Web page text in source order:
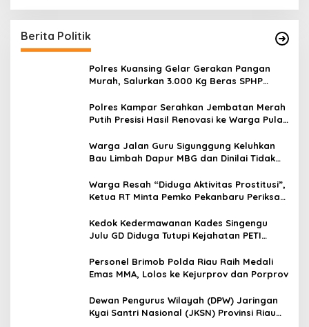
Berita Politik
Polres Kuansing Gelar Gerakan Pangan
Murah, Salurkan 3.000 Kg Beras SPHP
Polres Kampar Serahkan Jembatan Merah
Putih Presisi Hasil Renovasi ke Warga Pulau
Warga Jalan Guru Sigunggung Keluhkan
Bau Limbah Dapur MBG dan Dinilai Tidak
Warga Resah “Diduga Aktivitas Prostitusi”,
Ketua RT Minta Pemko Pekanbaru Periksa
Jalan Tanjung Datuk
Kedok Kedermawanan Kades Singengu
Julu GD Diduga Tutupi Kejahatan PETI
Personel Brimob Polda Riau Raih Medali
Emas MMA, Lolos ke Kejurprov dan Porprov
Dewan Pengurus Wilayah (DPW) Jaringan
Kyai Santri Nasional (JKSN) Provinsi Riau